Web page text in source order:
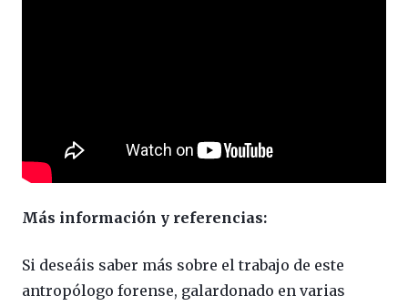
Más información y referencias:
Si deseáis saber más sobre el trabajo de este
antropólogo forense, galardonado en varias